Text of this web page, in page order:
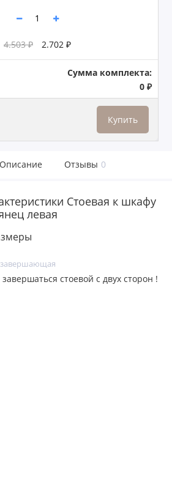
4.503 ₽ 2.702 ₽
Сумма комплекта:
0 ₽
Купить
Описание Отзывы 0
Cтоевая к шкафу
левая
завершающая
стоевой с двух сторон !